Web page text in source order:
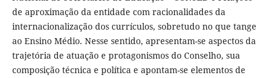
de aproximação da entidade com racionalidades da
internacionalização dos currículos, sobretudo no que tange
ao Ensino Médio. Nesse sentido, apresentam-se aspectos da
trajetória de atuação e protagonismos do Conselho, sua
composição técnica e política e apontam-se elementos de